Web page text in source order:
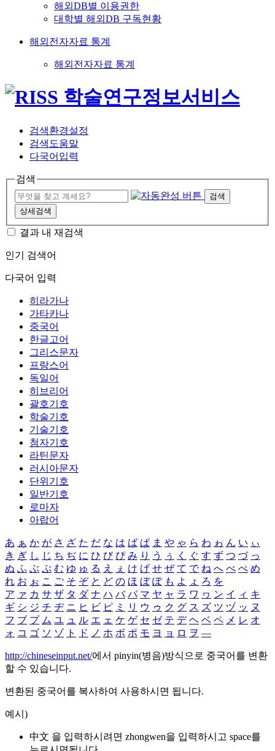
해외DB별 이용권한
대학별 해외DB 구독현황
해외전자자료 통계
해외전자자료 통계
검색환경설정
검색도움말
다국어입력
검색
검색
상세검색
결과 내 재검색
인기 검색어
다국어 입력
히라가나
가타카나
중국어
한글고어
그리스문자
프랑스어
독일어
히브리어
괄호기호
학술기호
기술기호
첨자기호
라틴문자
러시아문자
단위기호
일반기호
로마자
아랍어
あ ぁ か が さ ざ た だ な は ば ぱ ま や ゃ ら わ ゎ ん い ぃ
き ぎ し じ ち ぢ に ひ び ぴ み り う ぅ く ぐ す ず つ づ っ
ぬ ふ ぶ ぷ む ゆ ゅ る え ぇ け げ せ ぜ て で ね へ べ ぺ め
れ お ぉ こ ご そ ぞ と ど の ほ ぼ ぽ も よ ょ ろ を
ア ァ カ サ ザ タ ダ ナ ハ バ パ マ ヤ ャ ラ ワ ヮ ン イ ィ キ
ギ シ ジ チ ヂ ニ ヒ ビ ピ ミ リ ウ ゥ ク グ ス ズ ツ ヅ ッ ヌ
フ ブ プ ム ユ ュ ル エ ェ ケ ゲ セ ゼ テ デ ヘ ベ ペ メ レ オ
ォ コ ゴ ソ ゾ ト ド ノ ホ ボ ポ モ ヨ ョ ロ ヲ ―
http://chineseinput.net/에서 pinyin(병음)방식으로 중국어를 변환
할 수 있습니다.
변환된 중국어를 복사하여 사용하시면 됩니다.
예시)
中文 을 입력하시려면 zhongwen을 입력하시고 space를